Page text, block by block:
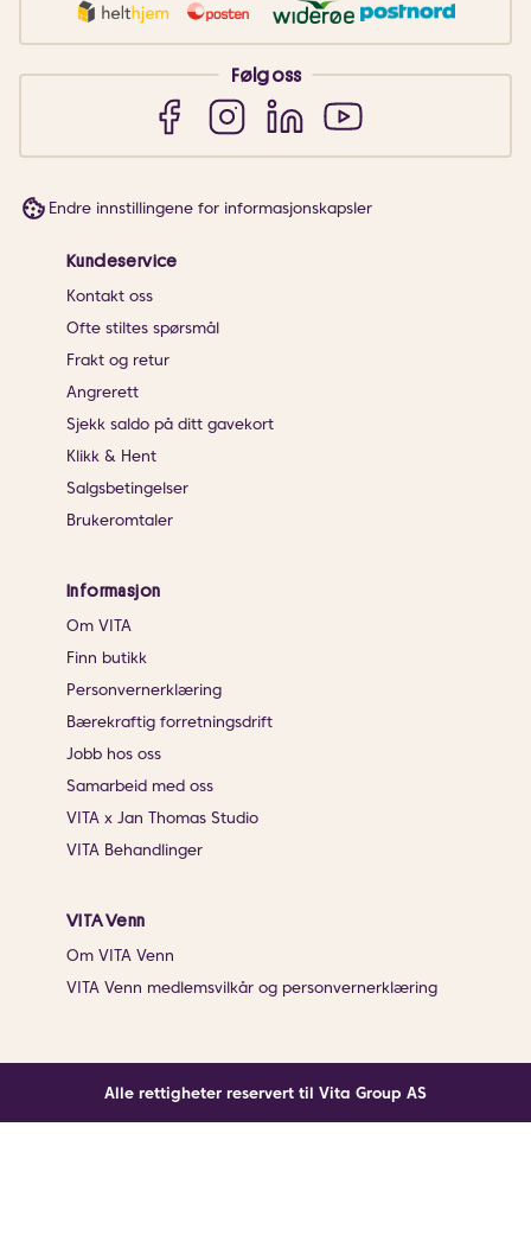
Følg oss
Endre innstillingene for informasjonskapsler
Kundeservice
Kontakt oss
Ofte stiltes spørsmål
Frakt og retur
Angrerett
Sjekk saldo på ditt gavekort
Klikk & Hent
Salgsbetingelser
Brukeromtaler
Informasjon
Om VITA
Finn butikk
Personvernerklæring
Bærekraftig forretningsdrift
Jobb hos oss
Samarbeid med oss
VITA x Jan Thomas Studio
VITA Behandlinger
VITA Venn
Om VITA Venn
VITA Venn medlemsvilkår og personvernerklæring
Alle rettigheter reservert til Vita Group AS